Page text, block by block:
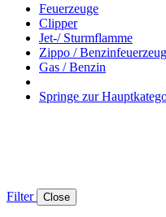
Feuerzeuge
Clipper
Jet-/ Sturmflamme
Zippo /
Gas / Benzin
Springe zur
Filter Close